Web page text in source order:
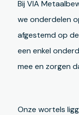
Bij VIA
we onderdelen
afgestemd op
een enkel
mee en zorgen
Onze wortels